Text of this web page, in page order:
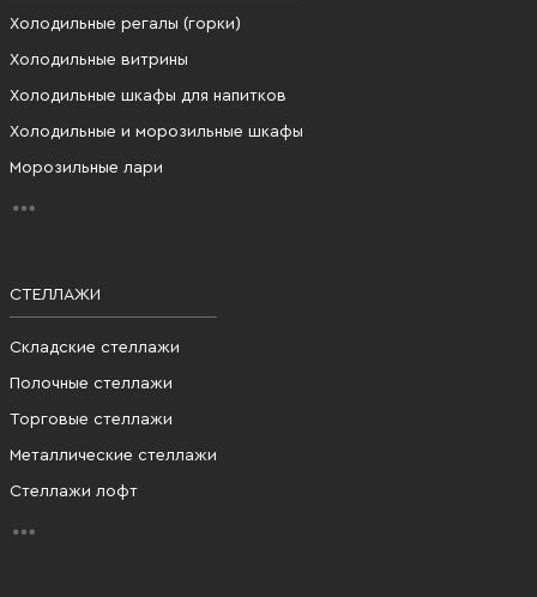
Холодильные регалы (горки)
Холодильные витрины
Холодильные шкафы для напитков
Холодильные и морозильные шкафы
Морозильные лари
СТЕЛЛАЖИ
Складские стеллажи
Полочные стеллажи
Торговые стеллажи
Металлические стеллажи
Стеллажи лофт